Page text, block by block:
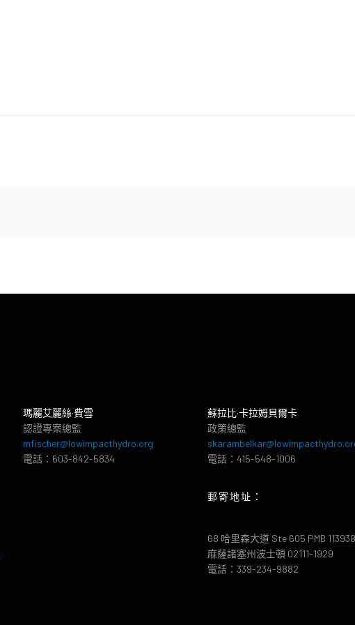
瑪麗艾麗絲·費雪
認證專案總監
mfischer@lowimpacthydro.org
電話：603-842-5834
蘇拉比·卡拉姆貝爾卡
政策總監
電話：415-548-1006
郵寄地址：
68 哈里森大道 Ste 605 PMB 113938
麻薩諸塞州波士頓 02111-1929
電話：339-234-9882